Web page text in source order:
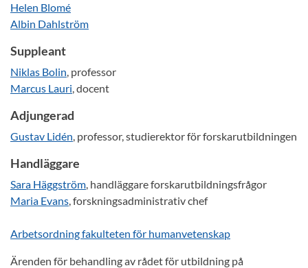
Helen Blomé
Albin Dahlström
Suppleant
Niklas Bolin, professor
Marcus Lauri, docent
Adjungerad
Gustav Lidén, professor, studierektor för forskarutbildningen
Handläggare
Sara Häggström, handläggare forskarutbildningsfrågor
Maria Evans, forskningsadministrativ chef
Arbetsordning fakulteten för humanvetenskap
Ärenden för behandling av rådet för utbildning på